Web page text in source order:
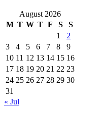
August 2026
M T W T F S
S
1
2
3
4 5 6 7 8
9
10 11 12 13 14 15 16
17 18 19 20 21 22 23
24 25 26 27 28 29 30
31
« Jul